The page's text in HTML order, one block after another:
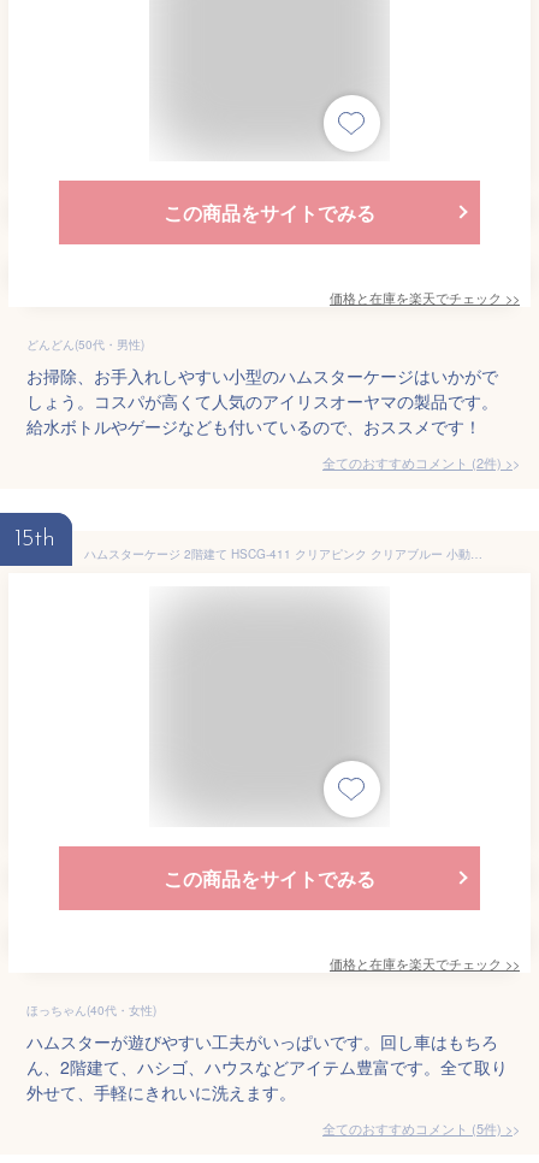
この商品をサイトでみる
価格と在庫を楽天でチェック >>
どんどん(50代・男性)
お掃除、お手入れしやすい小型のハムスターケージはいかがで
しょう。コスパが高くて人気のアイリスオーヤマの製品です。
給水ボトルやゲージなども付いているので、おススメです！
全てのおすすめコメント (2件) >
15th
ハムスターケージ 2階建て HSCG-411 クリアピンク クリアブルー 小動物 ケージ ゲージ ハウス ハシゴ 給水ボトル まわし車 食器 アイリスオーヤマ Pet館 ペット館 楽天
この商品をサイトでみる
価格と在庫を楽天でチェック >>
ほっちゃん(40代・女性)
ハムスターが遊びやすい工夫がいっぱいです。回し車はもちろ
ん、2階建て、ハシゴ、ハウスなどアイテム豊富です。全て取り
外せて、手軽にきれいに洗えます。
全てのおすすめコメント (5件) >